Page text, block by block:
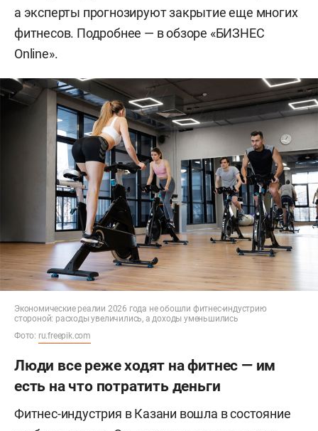
а эксперты прогнозируют закрытие еще многих
фитнесов. Подробнее — в обзоре «БИЗНЕС
Online».
Экономические реалии 2026 года не обошли фитнес-индустрию
стороной: расходы увеличились, а доходы уменьшились
Фото: ru.freepik.com
Люди все реже ходят на фитнес — им
есть на что потратить деньги
Фитнес-индустрия в Казани вошла в состояние